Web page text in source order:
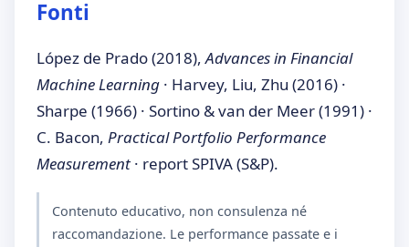
Fonti
López de Prado (2018),Advances in Financial
Machine Learning · Harvey, Liu, Zhu (2016) ·
Sharpe (1966) · Sortino & van der Meer (1991) ·
C. Bacon, Practical Portfolio Performance
Measurement · report SPIVA (S&P).
Contenuto educativo, non consulenza né
raccomandazione. Le performance passate e i